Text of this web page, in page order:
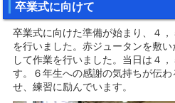
卒業式に向けて
卒業式に向けた準備が始まり、４
を行いました。赤ジュータンを敷
して作業を行いました。当日は４
す。６年生への感謝の気持ちが伝
せ、練習に励んでいます。